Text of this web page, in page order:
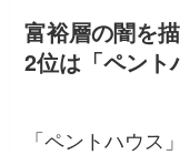
富裕層の闇を
2位は「ペント
「ペントハウス